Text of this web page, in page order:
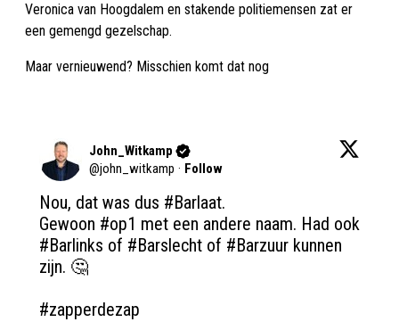
Veronica van Hoogdalem en stakende politiemensen zat er
een gemengd gezelschap.
Maar vernieuwend? Misschien komt dat nog
John_Witkamp
@john_witkamp · Follow
Nou, dat was dus #Barlaat.
Gewoon #op1
#Barlinks of #Barslecht of #Barzuur kunnen
zijn. 🤔
#zapperdezap